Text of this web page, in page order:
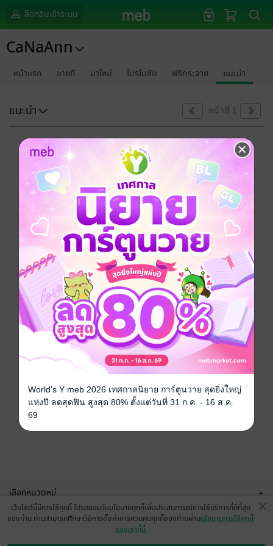
ล็อกอินเข้าระบบ
CaNaAnn
หน้าแรก ขายดี มาใหม่ โปรโมชัน ฟรีกระจาย แนะนำ
แนะนำ หน้าที่ 1
ขออภัยด้วยนะคะ
ไม่พบข้อมูลในหัวข้อที่คุณกำลังชมค่ะ
เลือกหมวดหมู่ +
บริการช่วยเหลือ
เว็บไซต์นี้มีการใช้คุกกี้ โปรดยอมรับนโยบายคุกกี้เพื่อประสบการณ์การใช้บริการที่ดีที่สุด
ของท่าน ท่านสามารถศึกษาวิธีการตั้งค่าการควบคุมคุกกี้ของท่านผ่านนโยบายการใช้คุกกี้
ของเราที่นี่
World's Y meb 2026 เทศกาลนิยาย การ์ตูนวาย สุดยิ่งใหญ่
แห่งปี ลดสุดฟิน สูงสุด 80% ตั้งแต่วันที่ 31 ก.ค. - 16 ส.ค.
69